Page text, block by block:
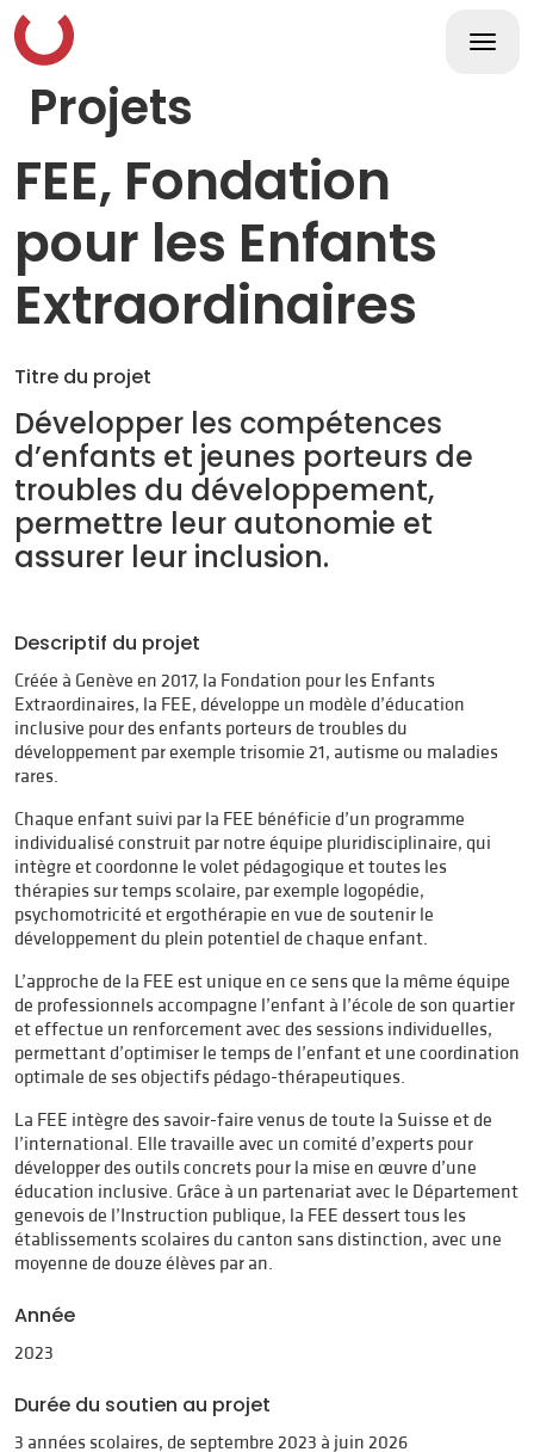
Skip
to
content
Projets
FEE, Fondation
pour les Enfants
Extraordinaires
Titre du projet
Développer les compétences
d’enfants et jeunes porteurs de
troubles du développement,
permettre leur autonomie et
assurer leur inclusion.
Descriptif du projet
Créée à Genève en 2017, la Fondation pour les Enfants
Extraordinaires, la FEE, développe un modèle d’éducation
inclusive pour des enfants porteurs de troubles du
développement par exemple trisomie 21, autisme ou maladies
rares.
Chaque enfant suivi par la FEE bénéficie d’un programme
individualisé construit par notre équipe pluridisciplinaire, qui
intègre et coordonne le volet pédagogique et toutes les
thérapies sur temps scolaire, par exemple logopédie,
psychomotricité et ergothérapie en vue de soutenir le
développement du plein potentiel de chaque enfant.
L’approche de la FEE est unique en ce sens que la même équipe
de professionnels accompagne l’enfant à l’école de son quartier
et effectue un renforcement avec des sessions individuelles,
permettant d’optimiser le temps de l’enfant et une coordination
optimale de ses objectifs pédago-thérapeutiques.
La FEE intègre des savoir-faire venus de toute la Suisse et de
l’international. Elle travaille avec un comité d’experts pour
développer des outils concrets pour la mise en œuvre d’une
éducation inclusive. Grâce à un partenariat avec le Département
genevois de l’Instruction publique, la FEE dessert tous les
établissements scolaires du canton sans distinction, avec une
moyenne de douze élèves par an.
Année
2023
Durée du soutien au projet
3 années scolaires, de septembre 2023 à juin 2026